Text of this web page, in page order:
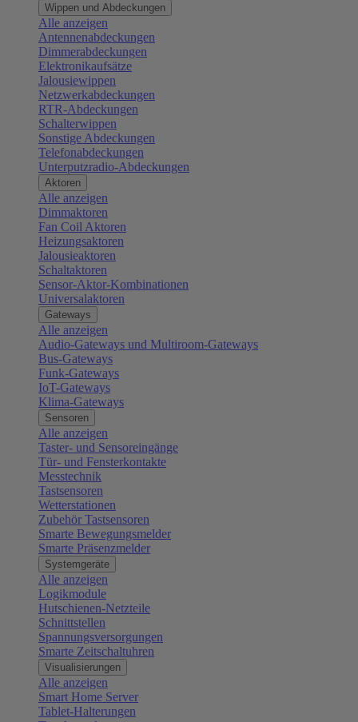
Wippen und Abdeckungen
Alle anzeigen
Antennenabdeckungen
Dimmerabdeckungen
Elektronikaufsätze
Jalousiewippen
Netzwerkabdeckungen
RTR-Abdeckungen
Schalterwippen
Sonstige Abdeckungen
Telefonabdeckungen
Unterputzradio-Abdeckungen
Aktoren
Alle anzeigen
Dimmaktoren
Fan Coil Aktoren
Heizungsaktoren
Jalousieaktoren
Schaltaktoren
Sensor-Aktor-Kombinationen
Universalaktoren
Gateways
Alle anzeigen
Audio-Gateways und Multiroom-Gateways
Bus-Gateways
Funk-Gateways
IoT-Gateways
Klima-Gateways
Sensoren
Alle anzeigen
Taster- und Sensoreingänge
Tür- und Fensterkontakte
Messtechnik
Tastsensoren
Wetterstationen
Zubehör Tastsensoren
Smarte Bewegungsmelder
Smarte Präsenzmelder
Systemgeräte
Alle anzeigen
Logikmodule
Hutschienen-Netzteile
Schnittstellen
Spannungsversorgungen
Smarte Zeitschaltuhren
Visualisierungen
Alle anzeigen
Smart Home Server
Tablet-Halterungen